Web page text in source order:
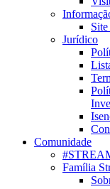
Jurídico
Comunidade
Família